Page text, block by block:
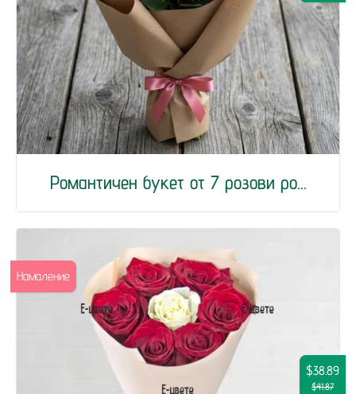
Романтичен букет от 7 розови ро...
$38.89
$41.87
Намаление